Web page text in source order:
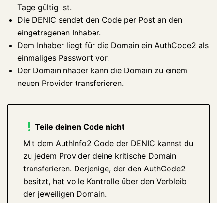
Tage gültig ist.
Die DENIC sendet den Code per Post an den
eingetragenen Inhaber.
Dem Inhaber liegt für die Domain ein AuthCode2 als
einmaliges Passwort vor.
Der Domaininhaber kann die Domain zu einem
neuen Provider transferieren.
Teile deinen Code nicht
Mit dem AuthInfo2 Code der DENIC kannst du
zu jedem Provider deine kritische Domain
transferieren. Derjenige, der den AuthCode2
besitzt, hat volle Kontrolle über den Verbleib
der jeweiligen Domain.